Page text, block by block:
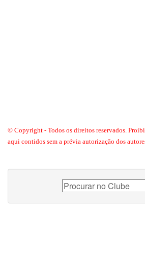
© Copyright - Todos os direitos reservados.
aqui contidos sem a prévia autorização dos